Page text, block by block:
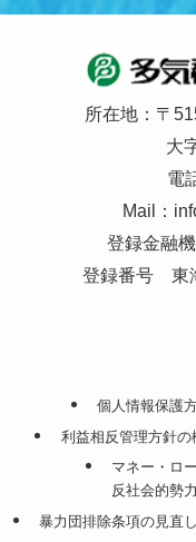
所在地：〒
大
電
Mail：
登録金融
登録番号 東
個人情報保護
利益相反管理方針の
マネー・ロ
反社会的勢
暴力団排除条項の見直